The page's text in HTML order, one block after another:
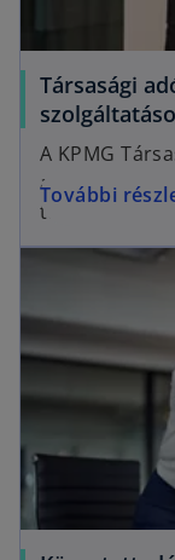
Társasági
A KPMG
adóvizsgálati
területeit
További